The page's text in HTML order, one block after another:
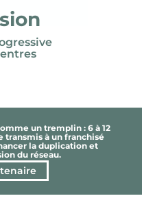
un tremplin : 6 à 12
transmis à un franchisé
la duplication et
du réseau.